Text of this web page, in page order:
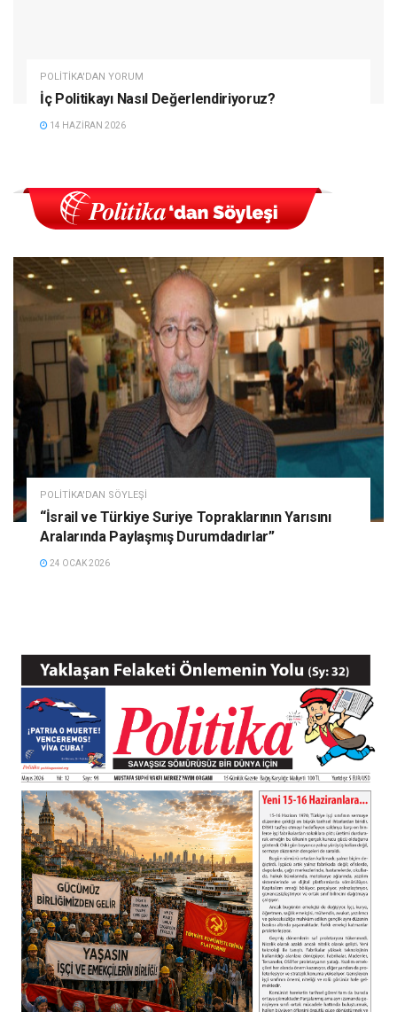
POLITIKA'DAN YORUM
İç Politikayı Nasıl Değerlendiriyoruz?
14 HAZIRAN 2026
POLITIKA'DAN SÖYLEŞI
“İsrail ve Türkiye Suriye Topraklarının Yarısını
Aralarında Paylaşmış Durumdadırlar”
24 OCAK 2026